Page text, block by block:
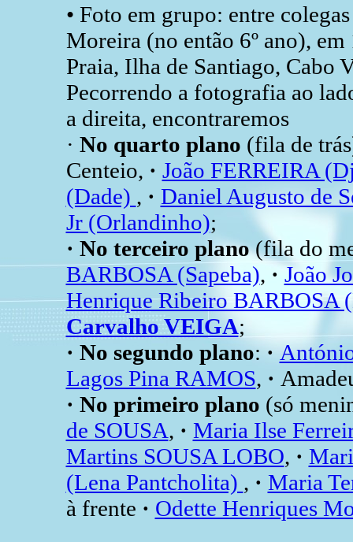
• Foto em grupo: entre
Moreira (no então 6º ano), em
Praia, Ilha de Santiago, Cabo
Pecorrendo a fotografia ao
a direita, encontraremos
· No quarto plano (fila de
Centeio, · João FERREIRA
(Dade) , · Daniel Augusto de
Jr (Orlandinho);
· No terceiro plano(fila do
BARBOSA (Sapeba), · João
Henrique Ribeiro BARBOSA
Carvalho VEIGA;
· No segundo plano:·
Lagos Pina RAMOS, ·
· No primeiro plano (só
de SOUSA, · Maria Ilse
Martins SOUSA LOBO, ·
(Lena Pantcholita) , · Maria
à frente · Odette Henriques